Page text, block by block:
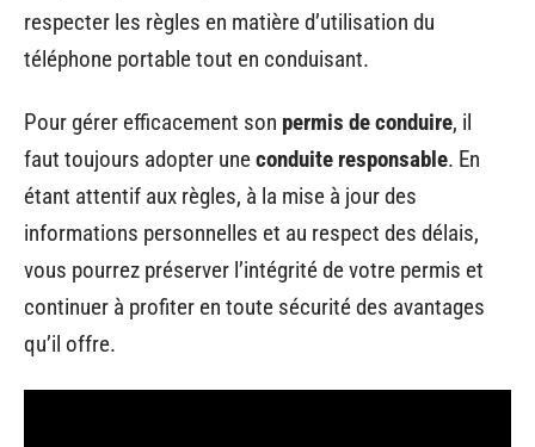
respecter les règles en matière d’utilisation du
téléphone portable tout en conduisant.
Pour gérer efficacement son permis de conduire, il
faut toujours adopter uneconduite responsable. En
étant attentif aux règles, à la mise à jour des
informations personnelles et au respect des délais,
vous pourrez préserver l’intégrité de votre permis et
continuer à profiter en toute sécurité des avantages
qu’il offre.